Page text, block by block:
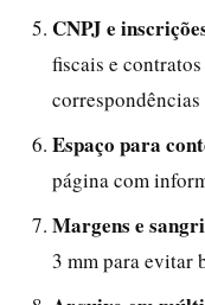
CNPJ e
fiscais e
Espaço para
página com
Margens e
3 mm para evitar